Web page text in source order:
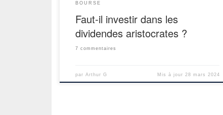
BOURSE
Faut-il investir dans les
dividendes aristocrates ?
7 commentaires
parArthur G Mis à jour 28 mars 2024